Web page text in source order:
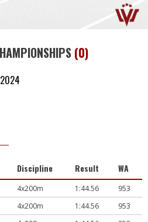
(0)
Discipline Result WA
4x200m 1:44.56
953
4x200m 1:44.56
953